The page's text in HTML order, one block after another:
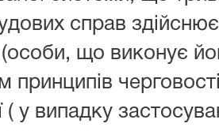
справ
що виконує
принципів
( у випадку